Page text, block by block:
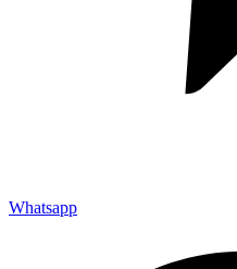
Whatsapp